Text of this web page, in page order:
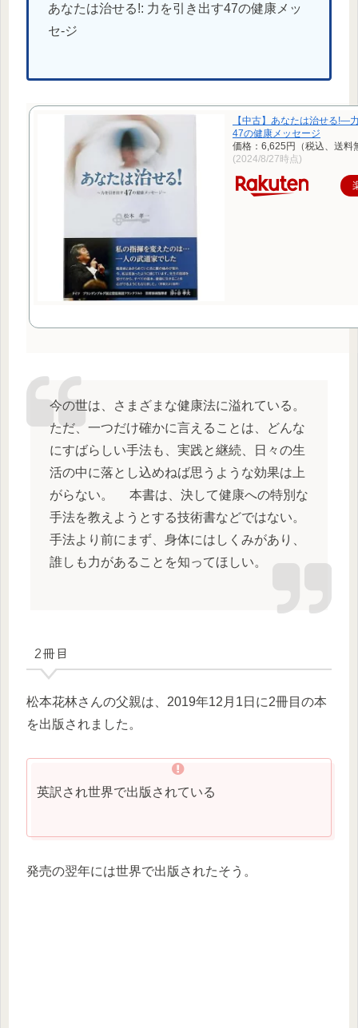
あなたは治せる!: 力を引き出す47の健康メッ
セ-ジ
【中古】あなたは治せる!―
47の健康メッセージ
価格：6,625円（税込、送料
(2024/8/27時点)
今の世は、さまざまな健康法に溢れている。
ただ、一つだけ確かに言えることは、どんな
にすばらしい手法も、実践と継続、日々の生
活の中に落とし込めねば思うような効果は上
がらない。 本書は、決して健康への特別な
手法を教えようとする技術書などではない。
手法より前にまず、身体にはしくみがあり、
誰しも力があることを知ってほしい。
2冊目
松本花林さんの父親は、2019年12月1日に2冊目の本
を出版されました。
英訳され世界で出版されている
発売の翌年には世界で出版されたそう。